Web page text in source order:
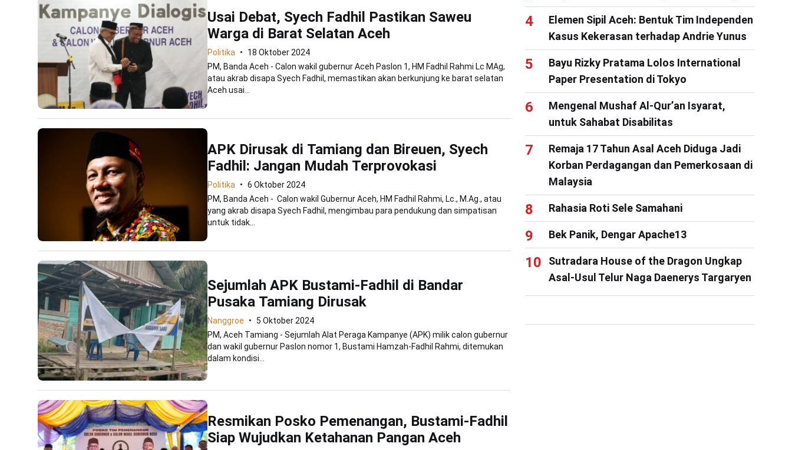
Usai Debat, Syech Fadhil Pastikan Saweu
Warga di Barat Selatan Aceh
Politika
18 Oktober 2024
PM, Banda Aceh - Calon wakil gubernur Aceh Paslon 1, HM Fadhil Rahmi Lc MAg,
atau akrab disapa Syech Fadhil, memastikan akan berkunjung ke barat selatan
Aceh usai...
APK Dirusak di Tamiang dan Bireuen, Syech
Fadhil: Jangan Mudah Terprovokasi
Politika
6 Oktober 2024
PM, Banda Aceh - Calon wakil Gubernur Aceh, HM Fadhil Rahmi, Lc., M.Ag., atau
yang akrab disapa Syech Fadhil, mengimbau para pendukung dan simpatisan
untuk tidak...
Sejumlah APK Bustami-Fadhil di Bandar
Pusaka Tamiang Dirusak
Nanggroe
5 Oktober 2024
PM, Aceh Tamiang - Sejumlah Alat Peraga Kampanye (APK) milik calon gubernur
dan wakil gubernur Paslon nomor 1, Bustami Hamzah-Fadhil Rahmi, ditemukan
dalam kondisi...
Resmikan Posko Pemenangan, Bustami-Fadhil
Siap Wujudkan Ketahanan Pangan Aceh
Elemen Sipil Aceh: Bentuk Tim Independen
Kasus Kekerasan terhadap Andrie Yunus
Bayu Rizky Pratama Lolos International
Paper Presentation di Tokyo
Mengenal Mushaf Al-Qur’an Isyarat,
untuk Sahabat Disabilitas
Remaja 17 Tahun Asal Aceh Diduga Jadi
Korban Perdagangan dan Pemerkosaan di
Malaysia
Rahasia Roti Sele Samahani
Bek Panik, Dengar Apache13
Sutradara House of the Dragon Ungkap
Asal-Usul Telur Naga Daenerys Targaryen